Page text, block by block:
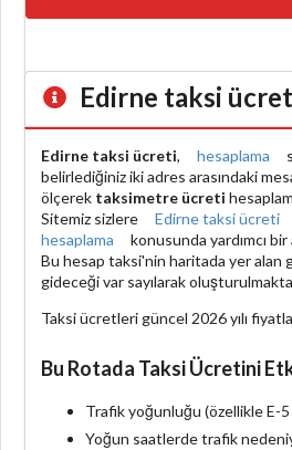
Edirne taksi
Edirne taksi ücreti, hesaplama
belirlediğiniz iki adres arasındaki
ölçerek taksimetre ücreti
Sitemiz sizlere
Edirne taksi ücreti
hesaplama
konusunda yardımcı bir
Bu hesap taksi'nin haritada yer alan
gideceği var sayılarak
Taksi ücretleri güncel 2026 yılı
Bu Rotada Taksi Ücretini
Trafik yoğunluğu (özellikle E-
Yoğun saatlerde trafik